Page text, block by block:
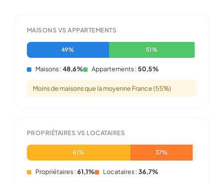
MAISONS VS APPARTEMENTS
49% 51%
Maisons :48,6% Appartements :50,5%
Moins de maisons que la moyenne France (55%)
PROPRIÉTAIRES VS LOCATAIRES
61% 37%
Propriétaires :61,1% Locataires :36,7%